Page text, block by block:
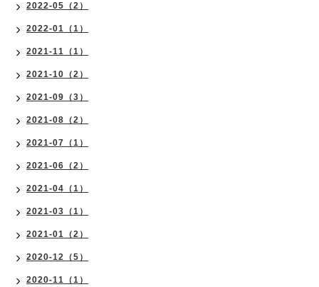
2022-05（2）
2022-01（1）
2021-11（1）
2021-10（2）
2021-09（3）
2021-08（2）
2021-07（1）
2021-06（2）
2021-04（1）
2021-03（1）
2021-01（2）
2020-12（5）
2020-11（1）